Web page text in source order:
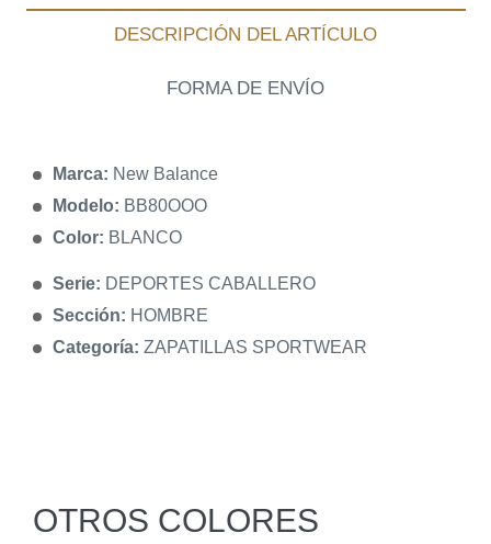
DESCRIPCIÓN DEL ARTÍCULO
FORMA DE ENVÍO
Marca: New Balance
Modelo: BB80OOO
Color: BLANCO
Serie: DEPORTES CABALLERO
Sección: HOMBRE
Categoría: ZAPATILLAS SPORTWEAR
OTROS COLORES